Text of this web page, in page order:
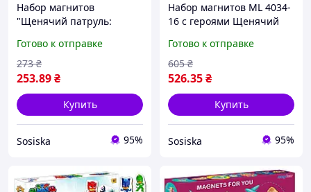
Набор магнитов
"Щенячий патруль:
персонажа для веселых
приключений
Готово к отправке
253.89₴
273 ₴
Купить
Sosiska 95%
Набор магнитов ML 4034-
16 с героями Щенячий
игр
Готово к отправке
526.35₴
605 ₴
Купить
Sosiska 95%